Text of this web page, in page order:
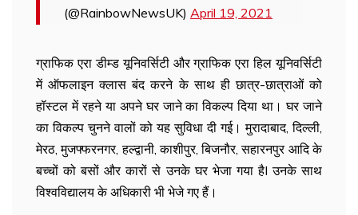
(@RainbowNewsUK) April 19, 2021
ग्राफिक एरा डीम्ड यूनिवर्सिटी और ग्राफिक एरा हिल यूनिवर्सिटी
में ऑफलाइन क्लास बंद करने के साथ ही छात्र-छात्राओं को
हॉस्टल में रहने या अपने घर जाने का विकल्प दिया था। घर जाने
का विकल्प चुनने वालों को यह सुविधा दी गई। मुरादाबाद, दिल्ली,
मेरठ, मुजफ्फरनगर, हल्द्वानी, काशीपुर, बिजनौर, सहारनपुर आदि के
बच्चों को बसों और कारों से उनके घर भेजा गया हैI उनके साथ
विश्वविद्यालय के अधिकारी भी भेजे गए हैं।